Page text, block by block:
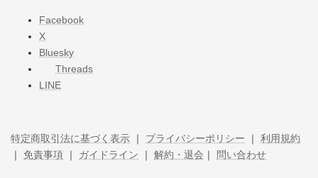
Facebook
X
Bluesky
Threads
LINE
特定商取引法に基づく表示 ｜ プライバシーポリシー ｜ 利用規約
｜ 免責事項 ｜ ガイドライン ｜ 解約・退会 ｜ 問い合わせ